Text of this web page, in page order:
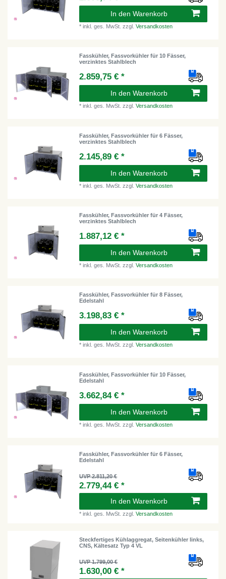
In den Warenkorb
*inkl. ges. MwSt. zzgl.Versandkosten
Fasskühler, Fassvorkühler für 10 Fässer,
verzinktes Stahlblech
2.859,75 € *
In den Warenkorb
*inkl. ges. MwSt. zzgl.Versandkosten
Fasskühler, Fassvorkühler für 6 Fässer,
verzinktes Stahlblech
2.145,89 € *
In den Warenkorb
*inkl. ges. MwSt. zzgl.Versandkosten
Fasskühler, Fassvorkühler für 4 Fässer,
verzinktes Stahlblech
1.887,12 € *
In den Warenkorb
*inkl. ges. MwSt. zzgl.Versandkosten
Fasskühler, Fassvorkühler für 8 Fässer,
Edelstahl
3.198,83 € *
In den Warenkorb
*inkl. ges. MwSt. zzgl.Versandkosten
Fasskühler, Fassvorkühler für 10 Fässer,
Edelstahl
3.662,84 € *
In den Warenkorb
*inkl. ges. MwSt. zzgl.Versandkosten
Fasskühler, Fassvorkühler für 6 Fässer,
Edelstahl
UVP 2.811,20 €
2.779,44 € *
In den Warenkorb
*inkl. ges. MwSt. zzgl.Versandkosten
Steckfertiges Kühlaggregat, Seitenkühler links,
CNS, Kältesatz Typ 4 VL
UVP 1.799,00 €
1.630,00 € *